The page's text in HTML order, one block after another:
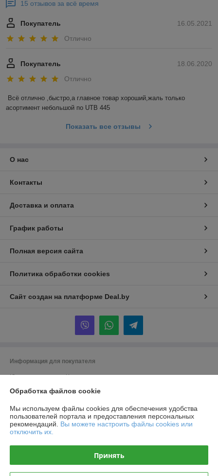
15 отзывов за всё время
16.05.2021
Покупатель
Отлично
18.06.2020
Покупатель
Отлично
Всё отлично ,быстро,а главное товар хороший,жаль только
асортимент небольшой по UTB 445
Показать все отзывы
О нас
Контакты
Доставка и оплата
График работы
Полная версия сайта
Политика обработки cookies
Сайт создан на платформе Deal.by
Информация для покупателя
Юридическое лицо:Частное производственно-торговое унитарное
г. Брест ул. Вычулки 113
Регистрационный номер ЕГР: 291348590
УНП: 291348590
Дата регистрации компании: 19.11.2014
Обработка файлов cookie
Мы используем файлы cookies для обеспечения удобства
пользователей портала и предоставления персональных
рекомендаций. Вы можете настроить файлы cookies или
отключить их.
Принять